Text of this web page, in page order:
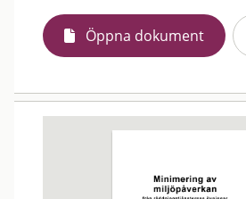
Öppna dokument